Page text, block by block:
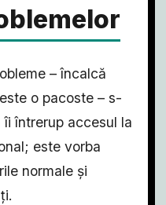
– încalcă
o pacoste – s-
întrerup accesul la
este vorba
normale și